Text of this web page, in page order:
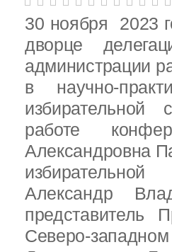
30 ноября 2023
дворце
администрации
в научно-
работе
Александровна
Александр
представитель
Северо-